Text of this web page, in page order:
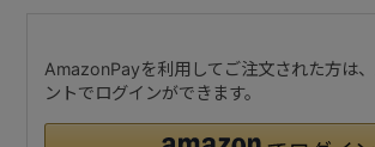
AmazonPayを利用してご注文された方は
ントでログインができます。